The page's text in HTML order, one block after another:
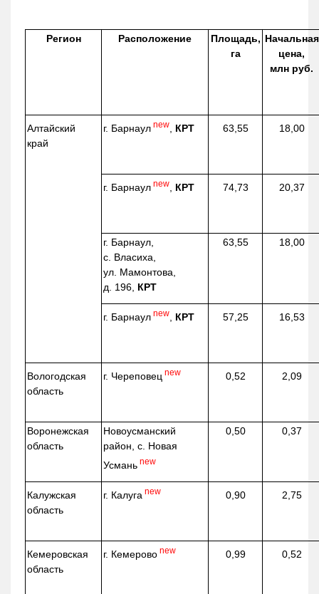
Регион Расположение
Площадь,
га
Начальная
цена,
млн руб.
Алтайский
край
г. Барнаул new КРТ 63,55 18,00
г. Барнаул new КРТ 74,73 20,37
г. Барнаул,
с. Власиха,
ул. Мамонтова,
д. 196, КРТ
63,55 18,00
г. Барнаул new КРТ 57,25 16,53
Вологодская
область
г. Череповец new 0,52 2,09
Воронежская
область
Новоусманский
район, с. Новая
Усмань new
0,50 0,37
Калужская
область
г. Калуга new 0,90 2,75
Кемеровская
область
г. Кемерово new 0,99 0,52